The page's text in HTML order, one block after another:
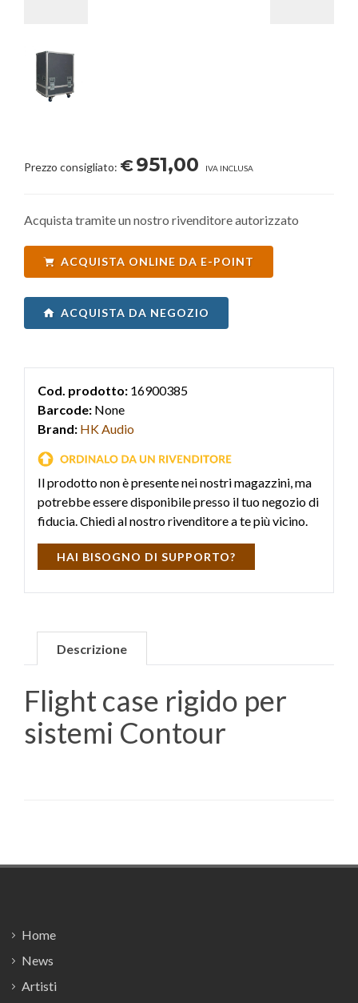
Prezzo consigliato: €951,00 IVA INCLUSA
Acquista tramite un nostro rivenditore autorizzato
ACQUISTA ONLINE DA E-POINT
ACQUISTA DA NEGOZIO
Cod. prodotto: 16900385
Barcode: None
Brand: HK Audio
Il prodotto non è presente nei nostri magazzini, ma
potrebbe essere disponibile presso il tuo negozio di
fiducia. Chiedi al nostro rivenditore a te più vicino.
HAI BISOGNO DI SUPPORTO?
Descrizione
Flight case rigido per
sistemi Contour
Home
News
Artisti